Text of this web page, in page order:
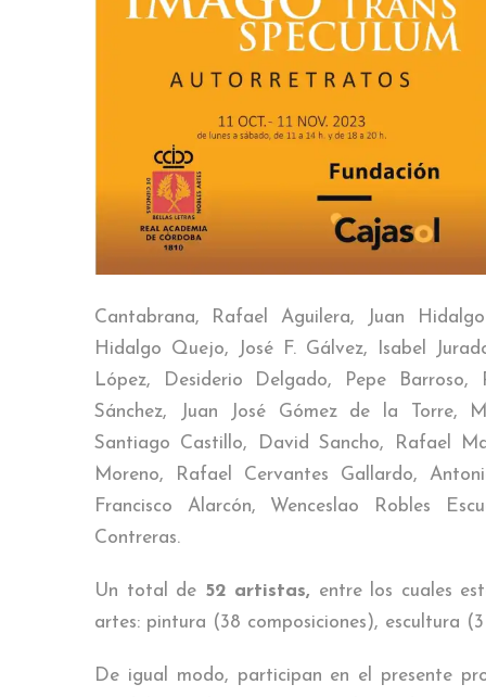
Cantabrana, Rafael Aguilera, Juan
Hidalgo Quejo, José F. Gálvez, Isabel
López, Desiderio Delgado, Pepe
Sánchez, Juan José Gómez de la Torre,
Santiago Castillo, David Sancho, Rafael
Moreno, Rafael Cervantes Gallardo,
Francisco Alarcón, Wenceslao Robles
Contreras.
Un total de 52 artistas, entre los cuales
artes: pintura (38 composiciones), escultura
De igual modo, participan en el presente